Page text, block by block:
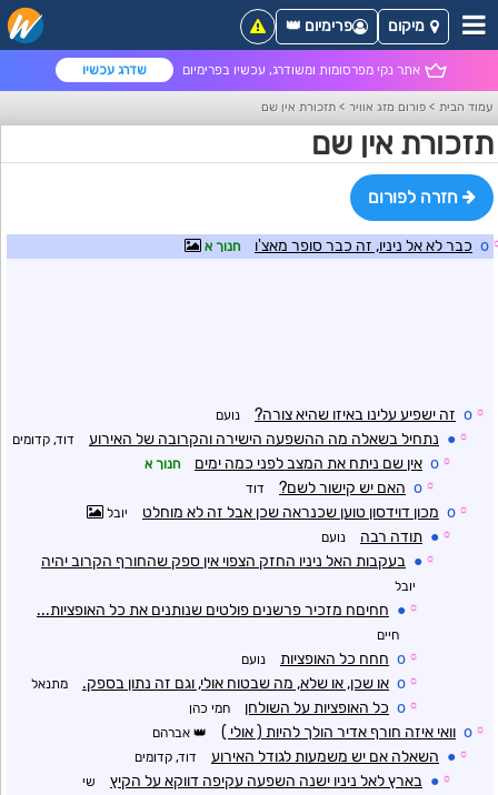
אתר נקי מפרסומות ומשודרג, עכשיו בפרימיום שדרג עכשיו
מיקום פרימיום 👑
עמוד הבית > פורום מזג אוויר > תזכורת אין שם
תזכורת אין שם
חזרה לפורום
o כבר לא אל ניניו, זה כבר סופר מאצ'ו חנוך א
☼
o זה ישפיע עלינו באיזו שהיא צורה? נועם
☼
● נתחיל בשאלה מה ההשפעה הישירה והקרובה של האירוע דוד, קדומים
☼
o אין שם ניתח את המצב לפני כמה ימים חנוך א
☼
o האם יש קישור לשם? דוד
☼
o מכון דוידסון טוען שכנראה שכן אבל זה לא מוחלט יובל
☼
● תודה רבה נועם
☼
● בעקבות האל ניניו החזק הצפוי אין ספק שהחורף הקרוב יהיה
יובל
☼
● חחיםח מזכיר פרשנים פולטים שנותנים את כל האופציות...
חיים
☼
o חחח כל האופציות נועם
☼
o או שכן, או שלא, מה שבטוח אולי, וגם זה נתון בספק. מתנאל
☼
o כל האופציות על השולחן חמי כהן
☼
o וואי איזה חורף אדיר הולך להיות ( אולי ) אברהם
☼
● השאלה אם יש משמעות לגודל האירוע דוד, קדומים
☼
● בארץ לאל ניניו ישנה השפעה עקיפה דווקא על הקיץ שי